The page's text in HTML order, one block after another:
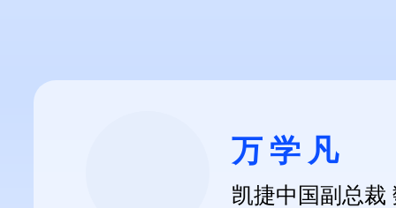
万学凡
凯捷中国副总裁